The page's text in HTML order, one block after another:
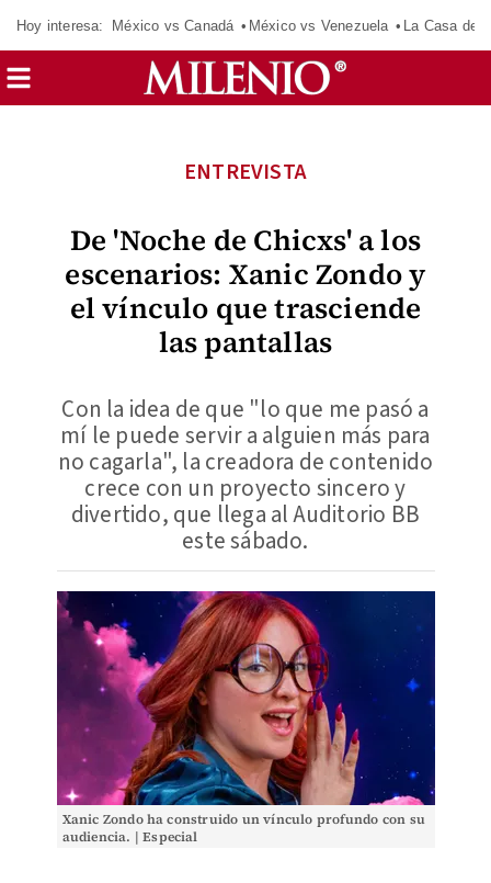
Hoy interesa: México vs Canadá México vs Venezuela La Casa de
De 'Noche de Chicxs' a los
escenarios: Xanic Zondo y
el vínculo que trasciende
las pantallas
ENTREVISTA
Con la idea de que "lo que me pasó a
mí le puede servir a alguien más para
no cagarla", la creadora de contenido
crece con un proyecto sincero y
divertido, que llega al Auditorio BB
este sábado.
Xanic Zondo ha construido un vínculo profundo con su
audiencia. | Especial